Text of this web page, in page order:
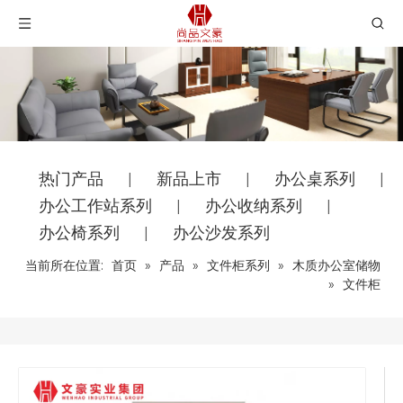
热门产品 新品上市 办公桌系列
办公工作站系列 办公收纳系列
办公椅系列 办公沙发系列
当前所在位置: 首页 » 产品 » 文件柜系列 » 木质办公室储物
» 文件柜